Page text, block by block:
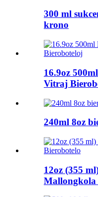
300 ml
krono
16.9oz
Vitraj
240ml 8oz
12oz (355
Mallongkola